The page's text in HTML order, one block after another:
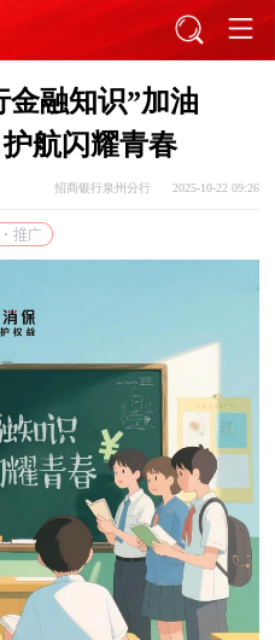
金融知识”加油
航闪耀青春
招商银行泉州分行 2025-10-22 09:26